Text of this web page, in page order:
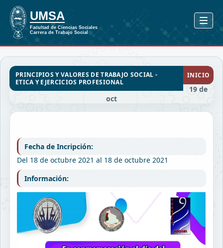
PRINCIPIOS Y VALORES DE TRABAJO SOCIAL -
ETICA Y EJERCICIOS PROFESIONAL
INICIO
19 de
oct
Fecha de Incripción:
Del 18 de octubre 2021 al 18 de octubre 2021
Información: